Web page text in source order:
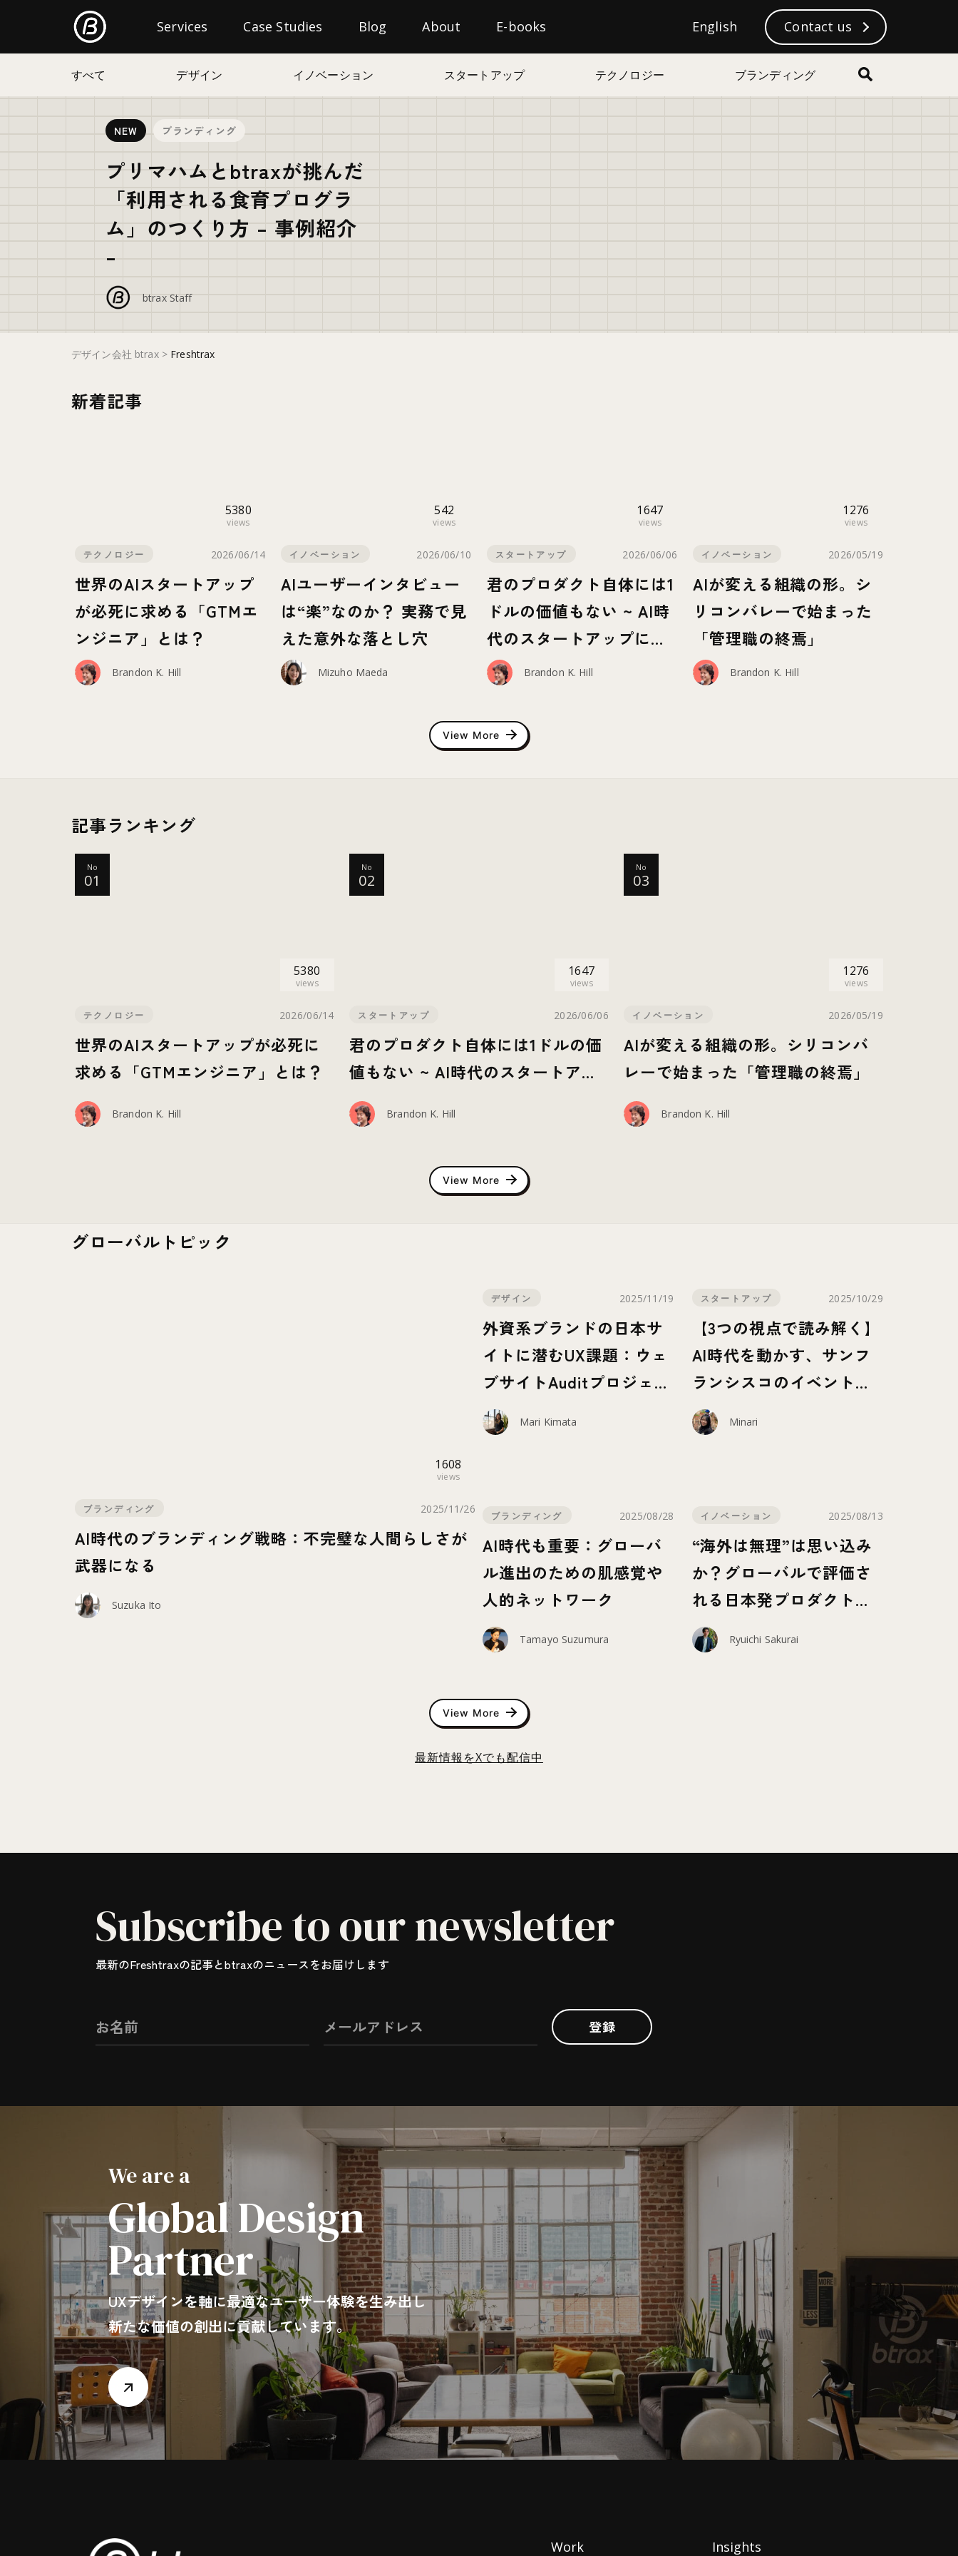
Services Case Studies Blog About E-books Contact us
English
Freshtrax Categories
c
h
English ニュースレター登録
すべて デザイン イノベーション スタートアップ テクノロジー ブランディング
NEW ブランディング
プリマハムとbtraxが挑んだ
「利用される食育プログラ
ム」のつくり方 – 事例紹介
–
btrax Staff
デザイン会社 btrax> Freshtrax
新着記事
5380
views
テクノロジー 2026/06/14
世界のAIスタートアップ
が必死に求める「GTMエ
ンジニア」とは？
Brandon K. Hill
542
views
イノベーション 2026/06/10
AIユーザーインタビュー
は“楽”なのか？ 実務で見
えた意外な落とし穴
Mizuho Maeda
1647
views
スタートアップ 2026/06/06
君のプロダクト自体には1
ドルの価値もない ~ AI時
代のスタートアップに求
められる要素とは？ ~
Brandon K. Hill
1276
views
イノベーション 2026/05/19
AIが変える組織の形。シ
リコンバレーで始まった
「管理職の終焉」
Brandon K. Hill
View More
記事ランキング
No
01
5380
views
テクノロジー 2026/06/14
世界のAIスタートアップが必死に
求める「GTMエンジニア」とは？
Brandon K. Hill
No
02
1647
views
スタートアップ 2026/06/06
君のプロダクト自体には1ドルの価
値もない ~ AI時代のスタートアッ
プに求められる要素とは？ ~
Brandon K. Hill
No
03
1276
views
イノベーション 2026/05/19
AIが変える組織の形。シリコンバ
レーで始まった「管理職の終焉」
Brandon K. Hill
View More
グローバルトピック
1608
views
ブランディング 2025/11/26
AI時代のブランディング戦略：不完璧な人間らしさが
武器になる
Suzuka Ito
デザイン 2025/11/19
外資系ブランドの日本サ
イトに潜むUX課題：ウェ
ブサイトAuditプロジェク
トから見えたこと
Mari Kimata
スタートアップ 2025/10/29
【3つの視点で読み解く】
AI時代を動かす、サンフ
ランシスコのイベントカ
ルチャー
Minari
ブランディング 2025/08/28
AI時代も重要：グローバ
ル進出のための肌感覚や
人的ネットワーク
Tamayo Suzumura
イノベーション 2025/08/13
“海外は無理”は思い込み
か？グローバルで評価さ
れる日本発プロダクトの
可能性
Ryuichi Sakurai
View More
最新情報をXでも配信中
Subscribe to our newsletter
最新のFreshtraxの記事とbtraxのニュースをお届けします
登録
We are a
Global Design
Partner
UXデザインを軸に最適なユーザー体験を生み出し
新たな価値の創出に貢献しています。
Work Insights